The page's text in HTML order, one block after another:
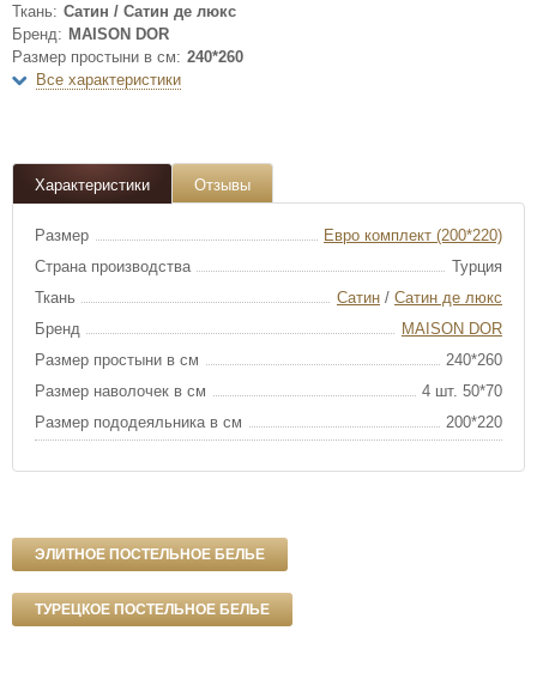
Ткань: Сатин / Сатин де люкс
Бренд: MAISON DOR
Размер простыни в см: 240*260
Все характеристики
Характеристики Отзывы
Размер
Евро комплект (200*220)
Страна производства
Турция
Ткань
Сатин / Сатин де люкс
Бренд
MAISON DOR
Размер простыни в см
240*260
Размер наволочек в см
4 шт. 50*70
Размер пододеяльника в см
200*220
ЭЛИТНОЕ ПОСТЕЛЬНОЕ БЕЛЬЕ
ТУРЕЦКОЕ ПОСТЕЛЬНОЕ БЕЛЬЕ